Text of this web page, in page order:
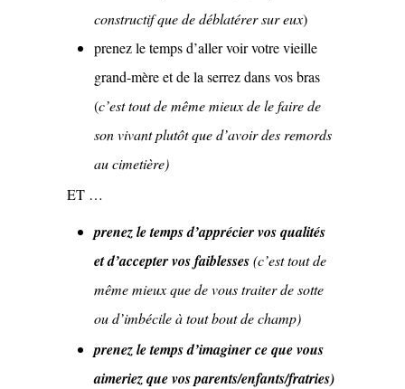
constructif que de déblatérer sur eux)
prenez le temps d’aller voir votre vieille
grand-mère et de la serrez dans vos bras
(c’est tout de même mieux de le faire de
son vivant plutôt que d’avoir des remords
au cimetière)
ET …
prenez le temps d’apprécier vos qualités
et d’accepter vos faiblesses(c’est tout de
même mieux que de vous traiter de sotte
ou d’imbécile à tout bout de champ)
prenez le temps d’imaginer ce que vous
aimeriez que vos parents/enfants/fratries)